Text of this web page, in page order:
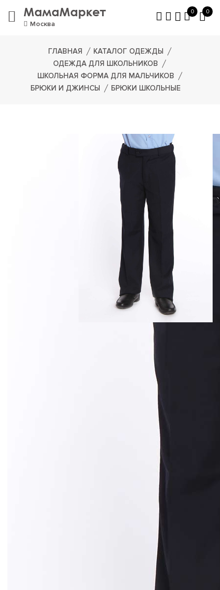
МамаМаркет
Москва
0 0
ГЛАВНАЯ
КАТАЛОГ ОДЕЖДЫ
ОДЕЖДА ДЛЯ ШКОЛЬНИКОВ
ШКОЛЬНАЯ ФОРМА ДЛЯ МАЛЬЧИКОВ
БРЮКИ И ДЖИНСЫ
БРЮКИ ШКОЛЬНЫЕ